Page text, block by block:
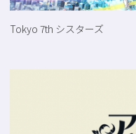
Tokyo 7th シスターズ